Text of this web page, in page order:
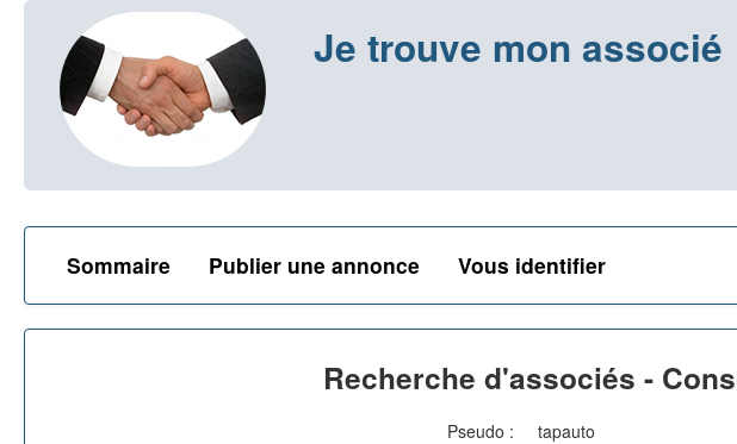
Je trouve mon associé
Sommaire Publier une annonce Vous identifier
Recherche d'associés -
Pseudo :
tapauto